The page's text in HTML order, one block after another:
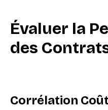
Évaluer la
des
Corrélation